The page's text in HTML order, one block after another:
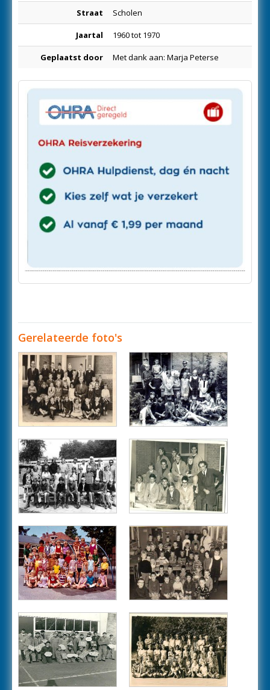
Straat Scholen
Jaartal 1960 tot 1970
Geplaatst door Met dank aan: Marja Peterse
Gerelateerde foto's